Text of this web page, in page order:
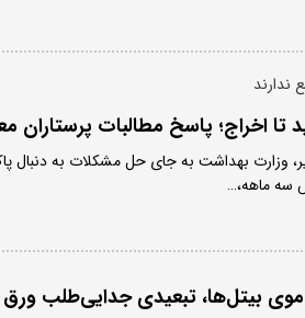
ندارند
تا اخراج؛ پاسخ مطالبات پرستاران
وزارت بهداشت به جای حل مشکلات به دنبال
سه ماهه،…
بیتل‌ها، تبعیدی جدایی‌طلب